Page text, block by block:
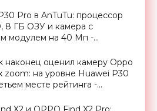
Google и ценником от $424 -
Pro в AnTuTu: процессор
8 ГБ ОЗУ и камера с
модулем на 40 Мп -
наконец оценил камеру Oppo
zoom: на уровне Huawei P30
месте рейтинга -